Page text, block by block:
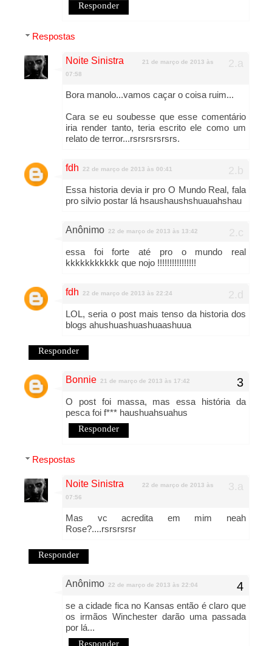
Responder
Respostas
Noite Sinistra
21 de março de 2013 às
07:58
Bora manolo...vamos caçar o coisa ruim...
Cara se eu soubesse que esse comentário
iria render tanto, teria escrito ele como um
relato de terror...rsrsrsrsrsrs.
fdh 22 de março de 2013 às 00:41
Essa historia devia ir pro O Mundo Real, fala
pro silvio postar lá hsaushaushshuauahshau
Anônimo 22 de março de 2013 às 13:42
essa foi forte até pro o mundo real
kkkkkkkkkkk que nojo !!!!!!!!!!!!!!!!
fdh 22 de março de 2013 às 22:24
LOL, seria o post mais tenso da historia dos
blogs ahushuashuashuaashuua
Responder
Bonnie 21 de março de 2013 às 17:42
O post foi massa, mas essa história da
pesca foi f*** haushuahsuahus
Responder
Respostas
Noite Sinistra
22 de março de 2013 às
07:56
Mas vc acredita em mim neah
Rose?....rsrsrsrsr
Responder
Anônimo 22 de março de 2013 às 22:04
se a cidade fica no Kansas então é claro que
os irmãos Winchester darão uma passada
por lá...
Responder